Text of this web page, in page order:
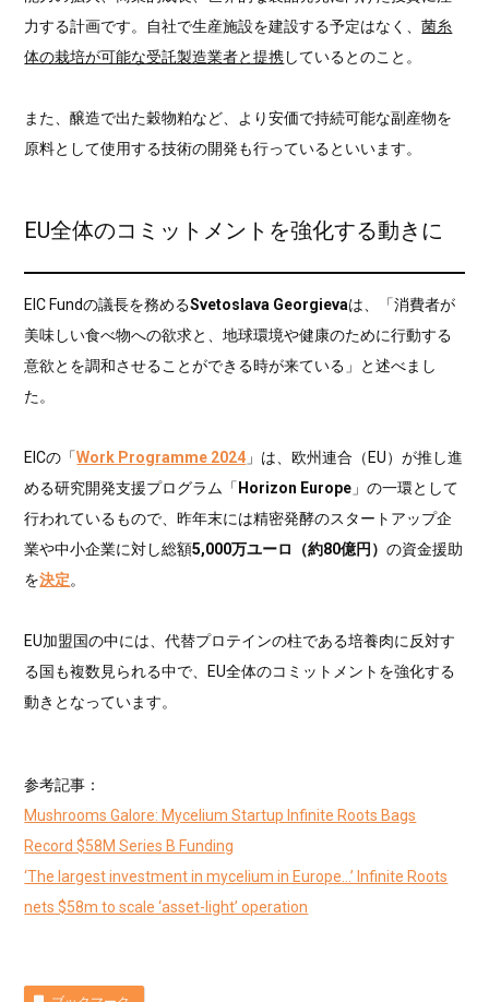
力する計画です。自社で生産施設を建設する予定はなく、菌糸
体の栽培が可能な受託製造業者と提携しているとのこと。
また、醸造で出た穀物粕など、より安価で持続可能な副産物を
原料として使用する技術の開発も行っているといいます。
EU全体のコミットメントを強化する動きに
EIC Fundの議長を務めるSvetoslava Georgievaは、「消費者が
美味しい食べ物への欲求と、地球環境や健康のために行動する
意欲とを調和させることができる時が来ている」と述べまし
た。
EICの「Work Programme 2024 」は、欧州連合（EU）が推し進
める研究開発支援プログラム「 Horizon Europe 」の一環として
行われているもので、昨年末には精密発酵のスタートアップ企
業や中小企業に対し総額5,000万ユーロ（約80億円）の資金援助
を決定。
EU加盟国の中には、代替プロテインの柱である培養肉に反対す
る国も複数見られる中で、EU全体のコミットメントを強化する
動きとなっています。
参考記事：
Mushrooms Galore: Mycelium Startup Infinite Roots Bags
Record $58M Series B Funding
‘The largest investment in mycelium in Europe…’ Infinite Roots
nets $58m to scale ‘asset-light’ operation